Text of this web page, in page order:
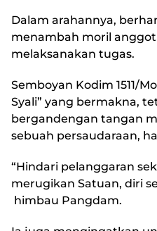
Dalam arahannya,
menambah moril
melaksanakan tugas.
Semboyan Kodim 1511/
Syali” yang bermakna,
bergandengan tangan
sebuah persaudaraan,
“Hindari pelanggaran
merugikan Satuan, diri
himbau Pangdam.